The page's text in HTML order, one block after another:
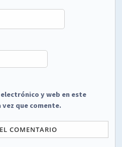
y web en este
que comente.